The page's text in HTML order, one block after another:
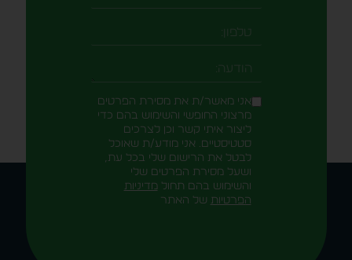
טלפון
הודעה
אני מאשר/ת את מסירת הפרטים
מרצוני החופשי והשימוש בהם כדי
ליצור איתי קשר וכן לצרכים
סטטיסטיים. אני מודע/ת שאוכל
לבטל את הרישום שלי בכל עת,
ושעל מסירת הפרטים שלי
והשימוש בהם תחול מדיניות
הפרטיות של האתר